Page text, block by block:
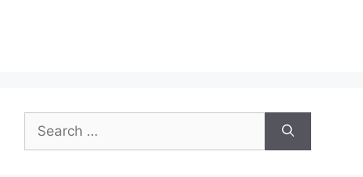
for: